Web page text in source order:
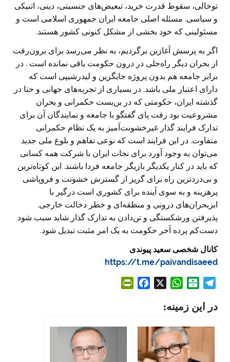
توخالی، سقوط قدرت خرید، تبعیض‌های جنسیتی، دینی، اتنیکی
و سیاسی. مسئله اصلی جامعه ایران جمهوری اسلامی است و
مسئولینی که خود بخشی از مشکل کنونی کشور هستند.
اگر به پرسش آغازین برگردیم، به نظر می‌رسد برای برون‌رفت
از بحران دیگر راه‌حلی در درون حکومت باقی نمانده است . در
برابر جامعه هم بدون پروژه جایگزین و لیدرشیپی است که
دارای اعتبار ملی باشد. در بسیاری از تجربه‌های جهانی و حتا در
گذشته ایران، حکومتی که در بن‌بست حکمرانی و بحران
مشروعیت بود رفت پای گفتگو با جامعه و نمایندگان آن برای
تدارک فرایند گذار غیرخشونت‌آمیز به یک نظام حکمرانی
متفاوت. در این فرایند است که نوعی تفاهم و بلوغ ملی جدید
می‌توان به وجود آورد برای نجات ایران با شرکت همه کسانی
که باید در کنار یکدیگر بازیگر جامعه فردا باشند. این کوتاه‌ترین
و بی‌دردترین راه برای گریز از گسترش خشونت و فروپاشی
پرهزینه و به سوی آینده برای کشوری است درگیر با
ابربحران‌های درونی و منطقه‌ای و خطر دخالت خارجی.
پذیرفتن ورشکستگی و تن‌دادن به تدارک گذار شاید سبب شود
دست‌کم پرده آخر حکومت به یک امر مثبت تبدیل شود.
کانال شخصی سعید پیوندی
https://t.me/paivandisaeed
l
t
a
W
a
s
A
p
در این زمینه: